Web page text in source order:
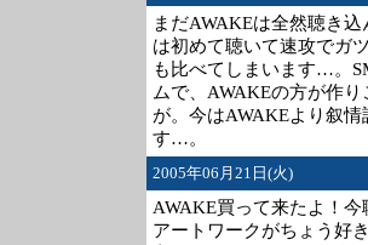
まだAWAKEは全然聴き
は初めて聴いて速攻でガ
も比べてしまいます…。
ムで、AWAKEの方が作
が。今はAWAKEより叙
す…。
2005年06月21日(火)
AWAKE買って来たよ！
アートワークがちょう好